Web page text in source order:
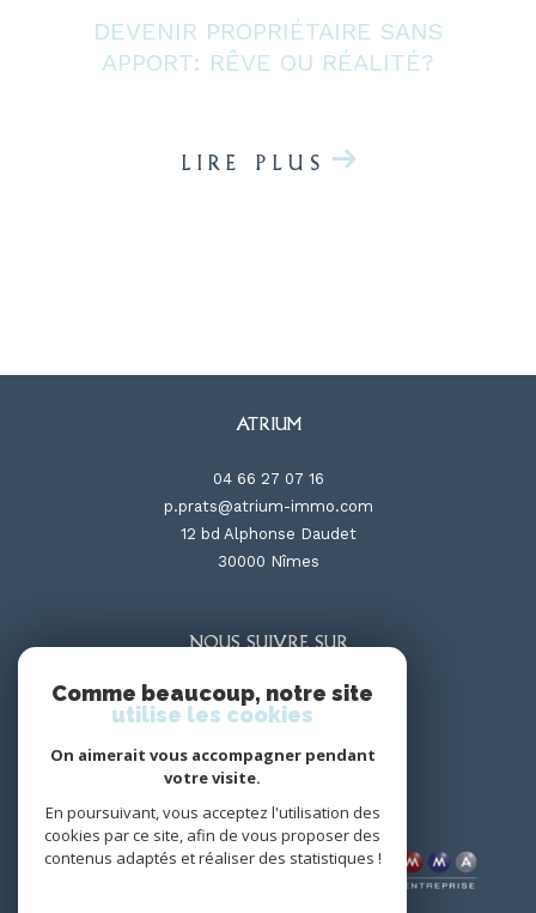
DEVENIR PROPRIÉTAIRE SANS
APPORT: RÊVE OU RÉALITÉ?
LIRE PLUS
ATRIUM
04 66 27 07 16
p.prats@atrium-immo.com
12 bd Alphonse Daudet
30000
nîmes
NOUS SUIVRE SUR
ADHÉRENTS
Comme beaucoup, notre site
utilise les cookies
On aimerait vous accompagner pendant
votre visite.
En poursuivant, vous acceptez l'utilisation des
cookies par ce site, afin de vous proposer des
contenus adaptés et réaliser des statistiques !